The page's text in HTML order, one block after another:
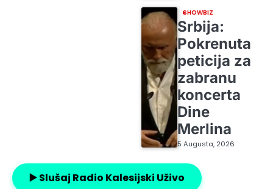
SHOWBIZ
Srbija:
Pokrenuta
peticija za
zabranu
koncerta
Dine
Merlina
5 Augusta, 2026
▶️ Slušaj Radio Kalesijski Uživo